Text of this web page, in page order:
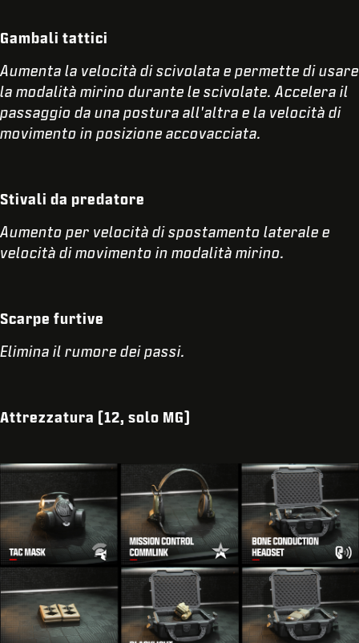
Gambali tattici
Aumenta la velocità di scivolata e permette di usare
la modalità mirino durante le scivolate. Accelera il
passaggio da una postura all'altra e la velocità di
movimento in posizione accovacciata.
Stivali da predatore
Aumento per velocità di spostamento laterale e
velocità di movimento in modalità mirino.
Scarpe furtive
Elimina il rumore dei passi.
Attrezzatura (12, solo MG)